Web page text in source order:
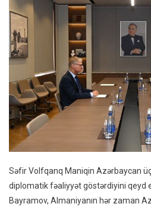
Səfir Volfqanq Maniqin Azərbaycan
diplomatik fəaliyyət göstərdiyini qeyd
Bayramov, Almaniyanın hər zaman